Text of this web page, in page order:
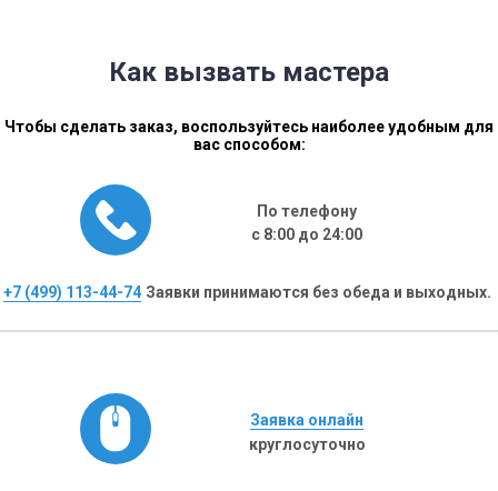
Как вызвать мастера
Чтобы сделать заказ, воспользуйтесь наиболее удобным для
вас способом:
По телефону
с 8:00 до 24:00
+7 (499) 113-44-74 Заявки принимаются без обеда и выходных.
Заявка онлайн
круглосуточно